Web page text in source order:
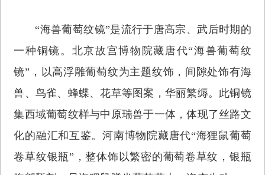
“海兽葡萄纹镜”是流行于唐高宗、武后时期的
一种铜镜。北京故宫博物院藏唐代“海兽葡萄纹
镜”，以高浮雕葡萄纹为主题纹饰，间隙处饰有海
兽、鸟雀、蜂蝶、花草等图案，华丽繁缛。此铜镜
集西域葡萄纹样与中原瑞兽于一体，体现了丝路文
化的融汇和互鉴。河南博物院藏唐代“海狸鼠葡萄
卷草纹银瓶”，整体饰以繁密的葡萄卷草纹，银瓶